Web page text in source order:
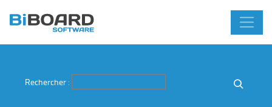
Rechercher :